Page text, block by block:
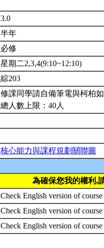
3.0
半年
必修
星期二2,3,4(9:10~12:10)
綜203
修課同學請自備筆電與柯柏如
總人數上限：40人
核心能力與課程規劃關聯圖
為確保您我的權利,
Check English version of
Check English version of
Check English version of